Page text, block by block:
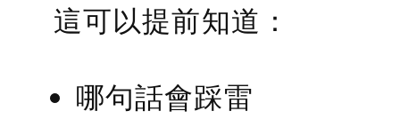
這可以提前知道：
哪句話會踩雷